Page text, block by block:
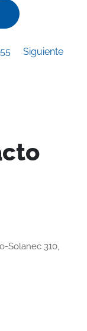
55 Siguiente
Solanec 310,